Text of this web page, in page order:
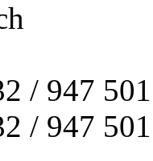
/ 947
/ 947